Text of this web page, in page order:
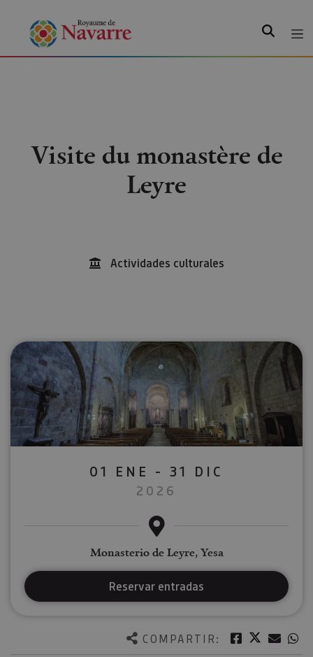
Visite du monastère de
Leyre
Actividades culturales
COMPARTIR: Facebook
Twitter
01 ENE - 31 DIC
2026
Monasterio de Leyre, Yesa
Reservar entradas